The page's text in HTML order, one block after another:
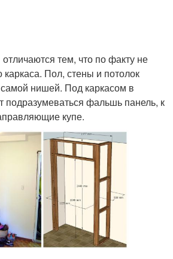
тем, что по факту не
каркаса. Пол, стены и потолок
нишей. Под каркасом в
подразумеваться фальшь панель, к
купе.